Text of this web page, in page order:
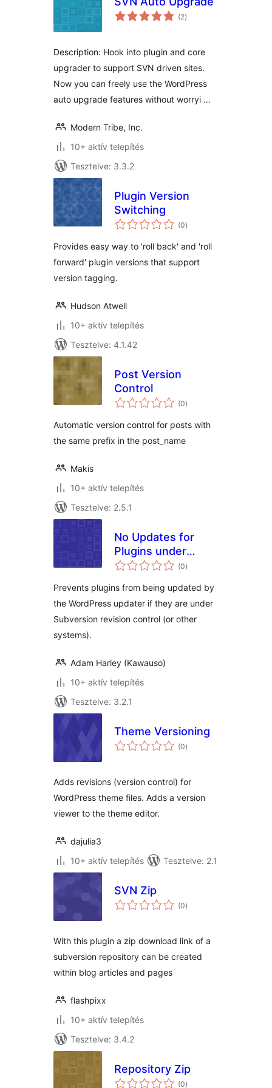
(2értékelés
összesen
)
Description: Hook into plugin and core
upgrader to support SVN driven sites.
Now you can freely use the WordPress
auto upgrade features without worryi …
Modern Tribe, Inc.
10+ aktív telepítés
Tesztelve: 3.3.2
Plugin Version
Switching
(0értékelés
összesen
)
Provides easy way to 'roll back' and 'roll
forward' plugin versions that support
version tagging.
Hudson Atwell
10+ aktív telepítés
Tesztelve: 4.1.42
Post Version
Control
(0értékelés
összesen
)
Automatic version control for posts with
the same prefix in the post_name
Makis
10+ aktív telepítés
Tesztelve: 2.5.1
No Updates for
Plugins under
Revision Control
(0értékelés
összesen
)
Prevents plugins from being updated by
the WordPress updater if they are under
Subversion revision control (or other
systems).
Adam Harley (Kawauso)
10+ aktív telepítés
Tesztelve: 3.2.1
Theme Versioning
(0értékelés
összesen
)
Adds revisions (version control) for
WordPress theme files. Adds a version
viewer to the theme editor.
dajulia3
10+ aktív telepítés
Tesztelve: 2.1
SVN Zip
(0értékelés
összesen
)
With this plugin a zip download link of a
subversion repository can be created
within blog articles and pages
flashpixx
10+ aktív telepítés
Tesztelve: 3.4.2
Repository Zip
(0értékelés
)